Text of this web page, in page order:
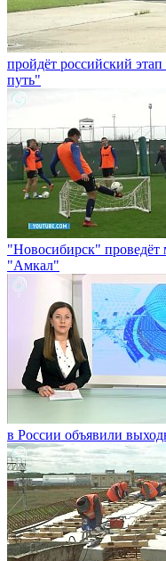
пройдёт российский
путь"
"Новосибирск" проведёт
"Амкал"
в России объявили